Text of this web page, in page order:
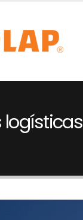
logísticas